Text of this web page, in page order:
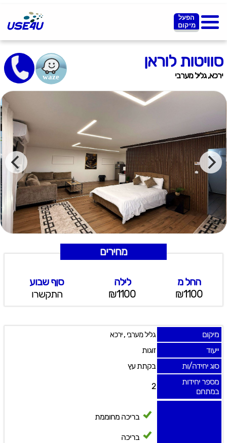
הפעל
מיקום
סוויטות לוראן
ירכא, גליל מערבי
מחירים
החל מ
₪1100
לילה
₪1100
סןף שבוע
התקשרו
מיקום גליל מערבי,ירכא
ייעוד
זוגות
סוג יחידה/ות
בקתת עץ
מספר יחידות
במתחם
2
בריכה מחוממת
בריכה